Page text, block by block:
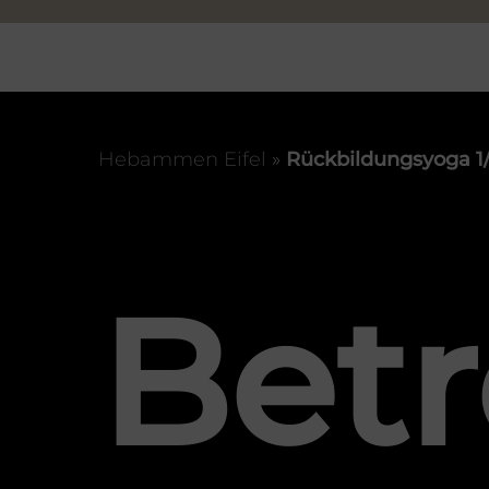
Hebammen Eifel » Rückbildungsyoga